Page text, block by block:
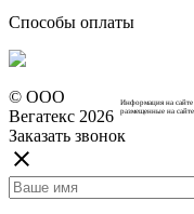
Cпособы оплаты
© ООО
Вегатекс 2026
Информация на
размещенные на
Заказать звонок
close